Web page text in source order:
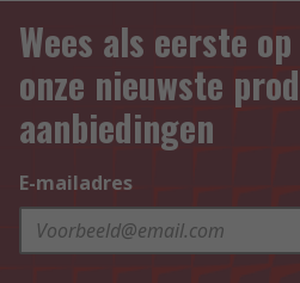
Wees als eerste
onze nieuwste
aanbiedingen
E-mailadres